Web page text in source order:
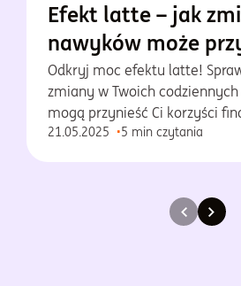
Efekt latte – jak
nawyków może
oszczędności?
Odkryj moc efektu latte!
zmiany w Twoich
mogą przynieść Ci korzyści
21.05.2025 5 min czytania